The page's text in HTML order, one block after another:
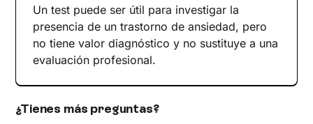
Un test puede ser útil para investigar la
presencia de un trastorno de ansiedad, pero
no tiene valor diagnóstico y no sustituye a una
evaluación profesional.
¿Tienes más preguntas?